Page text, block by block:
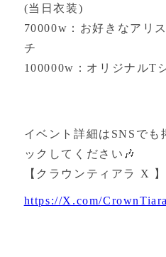
(当日衣装)
70000w：お好きなアリ
チ
100000w：オリジナルT
イベント詳細はSNSでも
ックしてください🎶
【クラウンティアラ X 】
https://X.com/